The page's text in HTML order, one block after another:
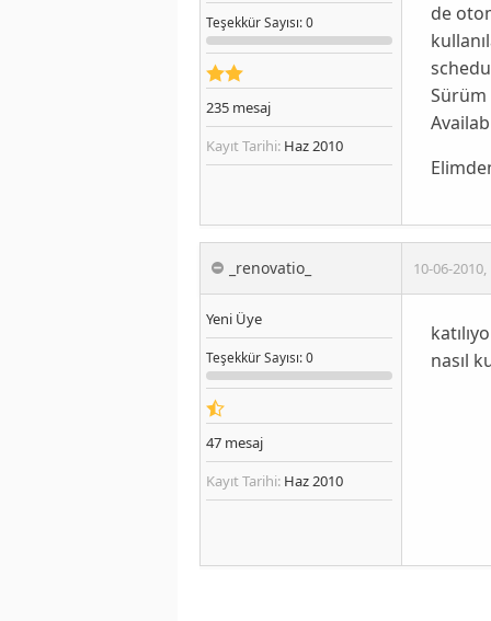
TeşekkürSayısı: 0
235 mesaj
Kayıt Tarihi: Haz 2010
de
Sürüm
_renovatio_ 10-06-2010,
Yeni Üye
TeşekkürSayısı: 0
47 mesaj
Kayıt Tarihi: Haz 2010
nasıl